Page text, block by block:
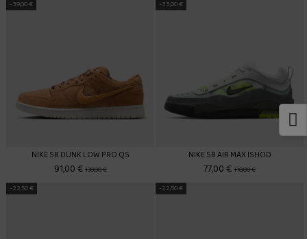
-39,00 €
NIKE SB DUNK LOW PRO QS
91,00 €130,00 €
-33,00 €
NIKE SB AIR MAX ISHOD
77,00 €110,00 €
-22,50 € -22,50 €